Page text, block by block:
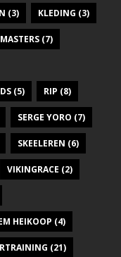
(3) KLEDING (3)
MASTERS (7)
(5) RIP (8)
SERGE YORO (7)
SKEELEREN (6)
VIKINGRACE (2)
HEIKOOP (4)
(21)